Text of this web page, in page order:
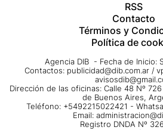
RSS
Contacto
Términos y
Política de
Agencia DIB - Fecha de Inicio:
Contactos: publicidad@dib.com.ar /
Dirección de las oficinas: Calle 48 Nº
de Buenos Aires,
Teléfono: +5492215022421 -
Email:
Registro DNDA Nº